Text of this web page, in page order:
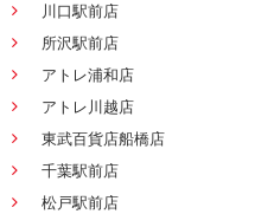
川口駅前店
所沢駅前店
アトレ浦和店
アトレ川越店
東武百貨店船橋店
千葉駅前店
松戸駅前店